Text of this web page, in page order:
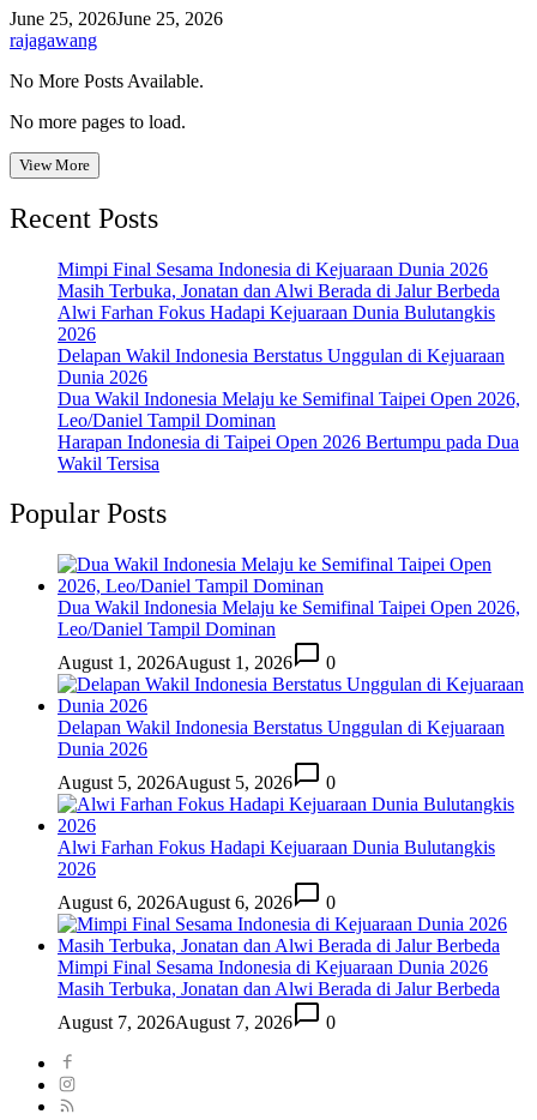
June 25, 2026June 25, 2026
rajagawang
No More Posts Available.
No more pages to load.
View More
Recent Posts
Mimpi Final Sesama Indonesia di Kejuaraan Dunia 2026
Masih Terbuka, Jonatan dan Alwi Berada di Jalur Berbeda
Alwi Farhan Fokus Hadapi Kejuaraan Dunia Bulutangkis
2026
Delapan Wakil Indonesia Berstatus Unggulan di Kejuaraan
Dunia 2026
Dua Wakil Indonesia Melaju ke Semifinal Taipei Open 2026,
Leo/Daniel Tampil Dominan
Harapan Indonesia di Taipei Open 2026 Bertumpu pada Dua
Wakil Tersisa
Popular Posts
Dua Wakil Indonesia Melaju ke Semifinal Taipei Open 2026,
Leo/Daniel Tampil Dominan
August 1, 2026August 1, 2026 0
Delapan Wakil Indonesia Berstatus Unggulan di Kejuaraan
Dunia 2026
August 5, 2026August 5, 2026 0
Alwi Farhan Fokus Hadapi Kejuaraan Dunia Bulutangkis
2026
August 6, 2026August 6, 2026 0
Mimpi Final Sesama Indonesia di Kejuaraan Dunia 2026
Masih Terbuka, Jonatan dan Alwi Berada di Jalur Berbeda
August 7, 2026August 7, 2026 0